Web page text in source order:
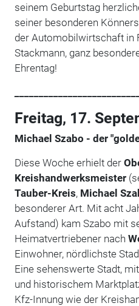
seinem Geburtstag
seiner besonderen
der Automobilwirtschaft in
Stackmann, ganz
Ehrentag!
Freitag, 17.
Michael Szabo - der
Diese Woche erhielt der
Kreishandwerksmeister
Tauber-Kreis, Michael
besonderer Art. Mit acht
Aufstand) kam Szabo mit
Heimatvertriebener nach
Einwohner, nördlichste
Eine sehenswerte Stadt,
und historischem
Kfz-Innung wie der